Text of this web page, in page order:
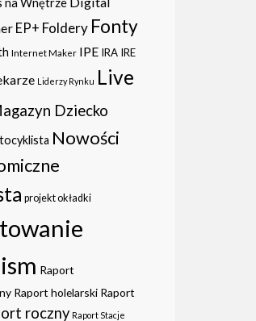
EP+ Foldery Fonty
Internet Maker IPE IRA IRE
Liderzy Rynku Live
Dziecko
Nowości
projekt okładki
Raport
Raport holelarski Raport
roczny Raport Stacje